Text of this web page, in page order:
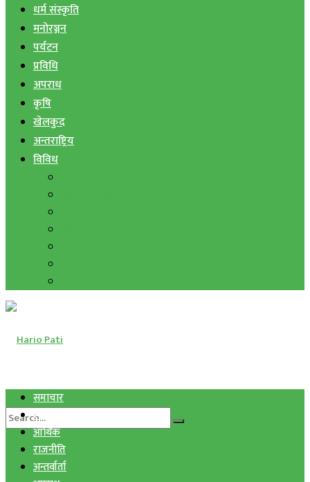
धर्म संस्कृति
मनोरञ्जन
पर्यटन
प्रविधि
अपराध
कृषि
खेलकुद
अन्तराष्ट्रिय
विविध
समाचार
स्वास्थ्य
आर्थिक
राजनीति
अन्तर्वार्ता